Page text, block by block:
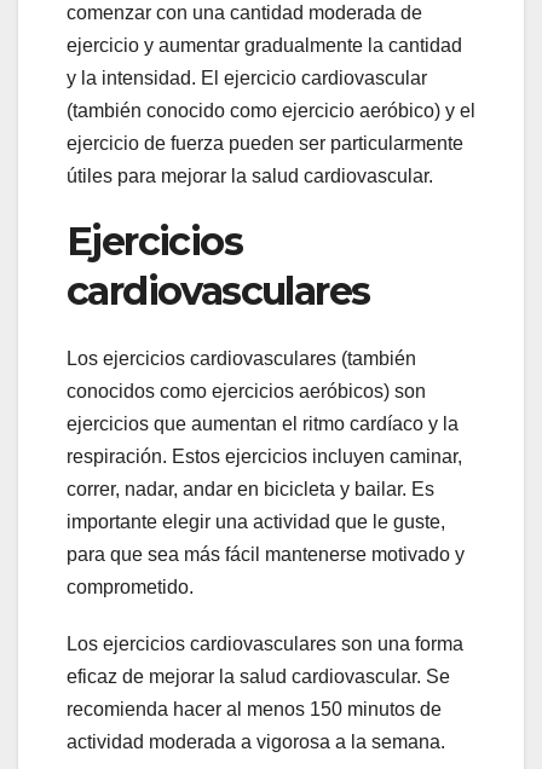
comenzar con una cantidad moderada de
ejercicio y aumentar gradualmente la cantidad
y la intensidad. El ejercicio cardiovascular
(también conocido como ejercicio aeróbico) y el
ejercicio de fuerza pueden ser particularmente
útiles para mejorar la salud cardiovascular.
Ejercicios
cardiovasculares
Los ejercicios cardiovasculares (también
conocidos como ejercicios aeróbicos) son
ejercicios que aumentan el ritmo cardíaco y la
respiración. Estos ejercicios incluyen caminar,
correr, nadar, andar en bicicleta y bailar. Es
importante elegir una actividad que le guste,
para que sea más fácil mantenerse motivado y
comprometido.
Los ejercicios cardiovasculares son una forma
eficaz de mejorar la salud cardiovascular. Se
recomienda hacer al menos 150 minutos de
actividad moderada a vigorosa a la semana.